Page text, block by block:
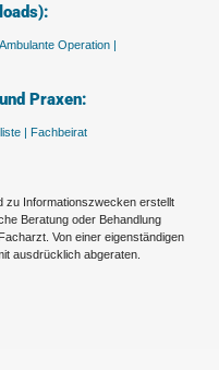
Operation |
Praxen:
| Fachbeirat
zu Informationszwecken erstellt
Beratung oder Behandlung
Von einer eigenständigen
ausdrücklich abgeraten.